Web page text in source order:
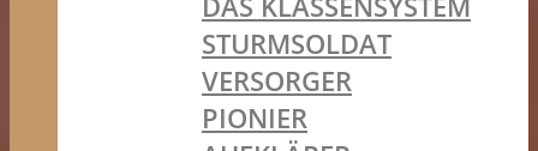
STURMSOLDAT
VERSORGER
PIONIER